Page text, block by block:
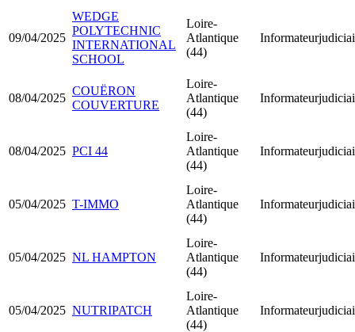
09/04/2025
WEDGE
POLYTECHNIC
INTERNATIONAL
SCHOOL
Loire-
Atlantique
(44)
08/04/2025
COUËRON
COUVERTURE
Loire-
Atlantique
(44)
08/04/2025 PCI 44
Loire-
Atlantique
(44)
05/04/2025 T-IMMO
Loire-
Atlantique
(44)
05/04/2025 NL HAMPTON
Loire-
Atlantique
(44)
05/04/2025 NUTRIPATCH
Loire-
Atlantique
(44)